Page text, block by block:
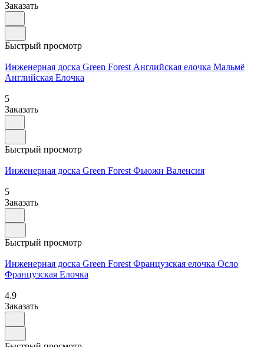
Заказать
Быстрый просмотр
Инженерная доска Green Forest Английская елочка Мальмё
Английская Елочка
5
Заказать
Быстрый просмотр
Инженерная доска Green Forest Фьюжн Валенсия
5
Заказать
Быстрый просмотр
Инженерная доска Green Forest Французская елочка Осло
Французская Елочка
4.9
Заказать